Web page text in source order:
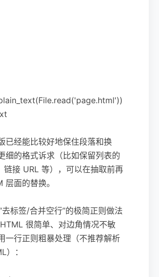
已经能比较好地保住段落和换
细的格式诉求（比如保留列表的
链接 URL 等），可以在抽取前再
层面的替换。
标签/合并空行”的极简正则做法
很简单、对边角情况不敏
一行正则粗暴处理（不推荐解析
）：